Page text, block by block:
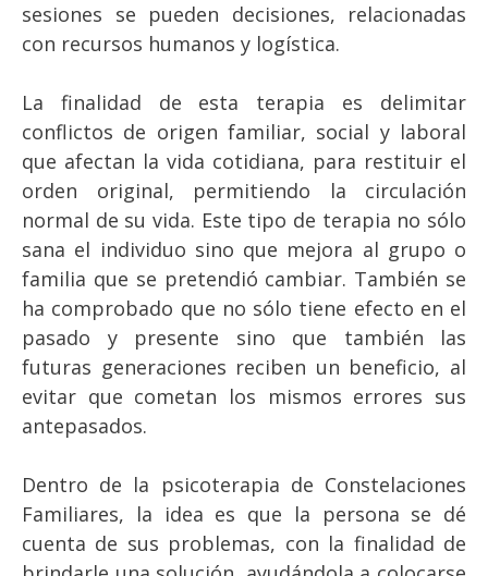
sesiones se pueden decisiones, relacionadas
con recursos humanos y logística.
La finalidad de esta terapia es delimitar
conflictos de origen familiar, social y laboral
que afectan la vida cotidiana, para restituir el
orden original, permitiendo la circulación
normal de su vida. Este tipo de terapia no sólo
sana el individuo sino que mejora al grupo o
familia que se pretendió cambiar. También se
ha comprobado que no sólo tiene efecto en el
pasado y presente sino que también las
futuras generaciones reciben un beneficio, al
evitar que cometan los mismos errores sus
antepasados.
Dentro de la psicoterapia de Constelaciones
Familiares, la idea es que la persona se dé
cuenta de sus problemas, con la finalidad de